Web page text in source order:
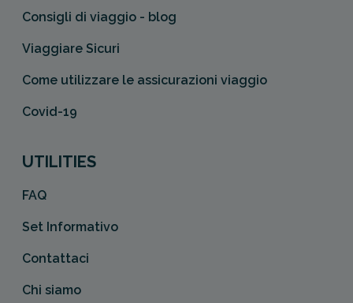
Consigli di viaggio - blog
Viaggiare Sicuri
Come utilizzare le assicurazioni viaggio
Covid-19
UTILITIES
FAQ
Set Informativo
Contattaci
Chi siamo